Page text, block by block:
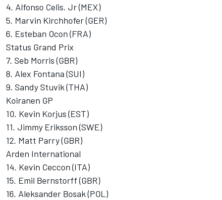
4. Alfonso Celis. Jr (MEX)
5. Marvin Kirchhofer (GER)
6. Esteban Ocon (FRA)
Status Grand Prix
7. Seb Morris (GBR)
8. Alex Fontana (SUI)
9. Sandy Stuvik (THA)
Koiranen GP
10. Kevin Korjus (EST)
11. Jimmy Eriksson (SWE)
12. Matt Parry (GBR)
Arden International
14. Kevin Ceccon (ITA)
15. Emil Bernstorff (GBR)
16. Aleksander Bosak (POL)